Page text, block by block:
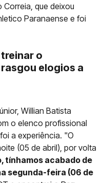
que deixou
Paranaense e foi
o
elogios a
Willian Batista
o elenco profissional
a experiência. "O
(05 de abril), por volta
tínhamos acabado de
segunda-feira (06 de